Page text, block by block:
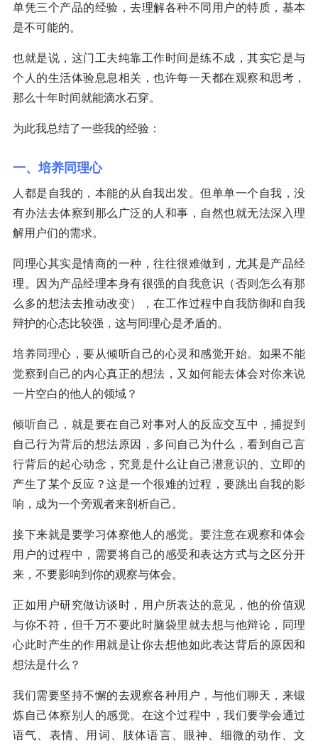
单凭三个产品的经验，去理解各种不同用户的特质，基本
是不可能的。
也就是说，这门工夫纯靠工作时间是练不成，其实它是与
个人的生活体验息息相关，也许每一天都在观察和思考，
那么十年时间就能滴水石穿。
为此我总结了一些我的经验：
一、培养同理心
人都是自我的，本能的从自我出发。但单单一个自我，没
有办法去体察到那么广泛的人和事，自然也就无法深入理
解用户们的需求。
同理心其实是情商的一种，往往很难做到，尤其是产品经
理。因为产品经理本身有很强的自我意识（否则怎么有那
么多的想法去推动改变），在工作过程中自我防御和自我
辩护的心态比较强，这与同理心是矛盾的。
培养同理心，要从倾听自己的心灵和感觉开始。如果不能
觉察到自己的内心真正的想法，又如何能去体会对你来说
一片空白的他人的领域？
倾听自己，就是要在自己对事对人的反应交互中，捕捉到
自己行为背后的想法原因，多问自己为什么，看到自己言
行背后的起心动念，究竟是什么让自己潜意识的、立即的
产生了某个反应？这是一个很难的过程，要跳出自我的影
响，成为一个旁观者来剖析自己。
接下来就是要学习体察他人的感觉。要注意在观察和体会
用户的过程中，需要将自己的感受和表达方式与之区分开
来，不要影响到你的观察与体会。
正如用户研究做访谈时，用户所表达的意见，他的价值观
与你不符，但千万不要此时脑袋里就去想与他辩论，同理
心此时产生的作用就是让你去想他如此表达背后的原因和
想法是什么？
我们需要坚持不懈的去观察各种用户，与他们聊天，来锻
炼自己体察别人的感觉。在这个过程中，我们要学会通过
语气、表情、用词、肢体语言、眼神、细微的动作、文